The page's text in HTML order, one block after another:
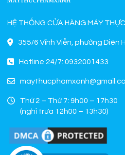
HỆ THỐNG CỬA HÀNG MÁY
355/6 Vĩnh Viễn, phường Diên
Hotline 24/7: 0932001433
Thứ 2 – Thứ 7: 9h00 – 17h30
(nghỉ trưa 12h00 – 13h30)